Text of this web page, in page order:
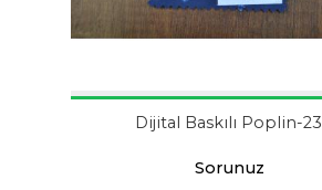
Dijital Baskılı Poplin-23
Sorunuz